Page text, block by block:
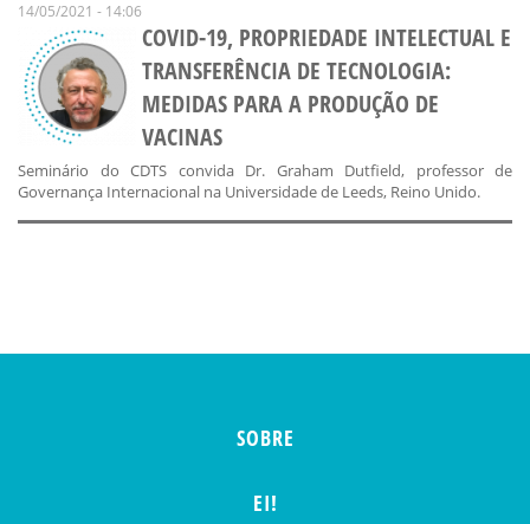
14/05/2021 - 14:06
COVID-19, PROPRIEDADE INTELECTUAL E
TRANSFERÊNCIA DE TECNOLOGIA:
MEDIDAS PARA A PRODUÇÃO DE
VACINAS
Seminário do CDTS convida Dr. Graham Dutfield, professor de
Governança Internacional na Universidade de Leeds, Reino Unido.
SOBRE
EI!